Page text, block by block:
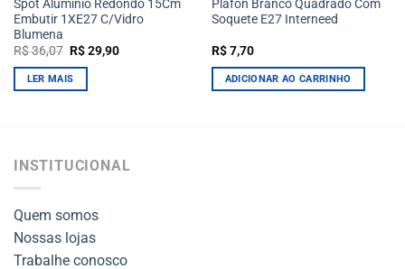
Spot Alumínio Redondo 15Cm
Embutir 1XE27 C/Vidro
Blumena
R$36,07 O
original
era:
R$29,90O
LER MAIS
Plafon Branco Quadrado Com
Soquete E27 Interneed
R$7,70
ADICIONAR AO CARRINHO
INSTITUCIONAL
Quem somos
Nossas lojas
Trabalhe conosco